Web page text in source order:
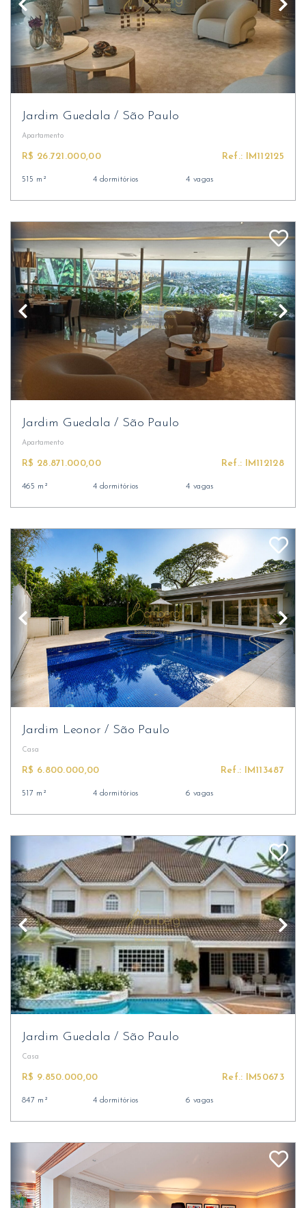
Jardim Guedala/ São Paulo
Apartamento
R$ 26.721.000,00 Ref.: IM112125
515 m² 4 dormitórios 4 vagas
Jardim Guedala/ São Paulo
Apartamento
R$ 28.871.000,00 Ref.: IM112128
465 m² 4 dormitórios 4 vagas
Jardim Leonor/ São Paulo
Casa
R$ 6.800.000,00 Ref.: IM113487
517 m² 4 dormitórios 6 vagas
Jardim Guedala/ São Paulo
Casa
R$ 9.850.000,00 Ref.: IM50673
847 m² 4 dormitórios 6 vagas